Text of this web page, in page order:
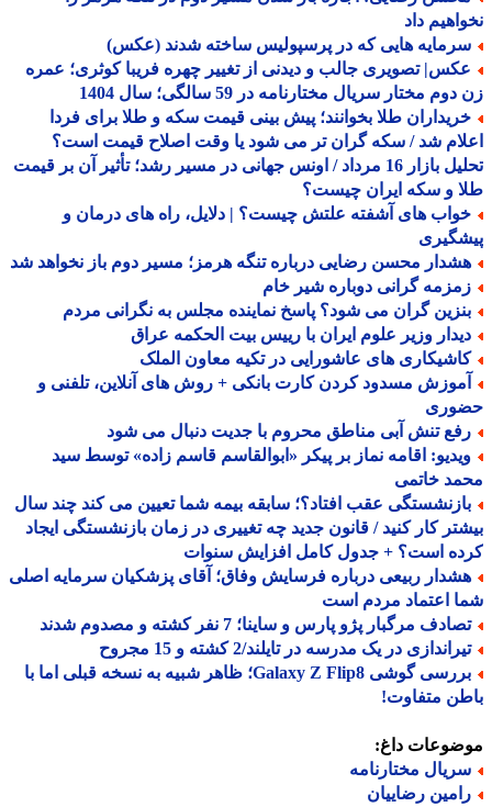
داد
هایی که در پرسپولیس ساخته شدند (عکس)
تصویری جالب و دیدنی از تغییر چهره فریبا کوثری؛ عمره
مختار سریال مختارنامه در 59 سالگی؛ سال 1404
طلا بخوانند؛ پیش بینی قیمت سکه و طلا برای فردا
شد / سکه گران تر می شود یا وقت اصلاح قیمت است؟
تحلیل بازار 16 مرداد / اونس جهانی در مسیر رشد؛ تأثیر آن بر قیمت
و سکه ایران چیست؟
های آشفته علتش چیست؟ | دلایل، راه های درمان و
محسن رضایی درباره تنگه هرمز؛ مسیر دوم باز نخواهد شد
گرانی دوباره شیر خام
گران می شود؟ پاسخ نماینده مجلس به نگرانی مردم
وزیر علوم ایران با رییس بیت الحکمه عراق
های عاشورایی در تکیه معاون الملک
مسدود کردن کارت بانکی + روش های آنلاین، تلفنی و
تنش آبی مناطق محروم با جدیت دنبال می شود
اقامه نماز بر پیکر «ابوالقاسم قاسم زاده» توسط سید
خاتمی
عقب افتاد؟؛ سابقه بیمه شما تعیین می کند چند سال
کار کنید / قانون جدید چه تغییری در زمان بازنشستگی ایجاد
است؟ + جدول کامل افزایش سنوات
ربیعی درباره فرسایش وفاق؛ آقای پزشکیان سرمایه اصلی
اعتماد مردم است
مرگبار پژو پارس و ساینا؛ 7 نفر کشته و مصدوم شدند
در یک مدرسه در تایلند/2 کشته و 15 مجروح
بررسی گوشی Galaxy Z Flip8؛ ظاهر شبیه به نسخه قبلی اما با
متفاوت!
داغ:
مختارنامه
رضاییان